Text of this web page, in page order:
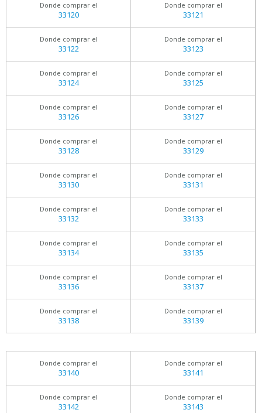
Donde comprar el
33120
Donde comprar el
33121
Donde comprar el
33122
Donde comprar el
33123
Donde comprar el
33124
Donde comprar el
33125
Donde comprar el
33126
Donde comprar el
33127
Donde comprar el
33128
Donde comprar el
33129
Donde comprar el
33130
Donde comprar el
33131
Donde comprar el
33132
Donde comprar el
33133
Donde comprar el
33134
Donde comprar el
33135
Donde comprar el
33136
Donde comprar el
33137
Donde comprar el
33138
Donde comprar el
33139
Donde comprar el
33140
Donde comprar el
33141
Donde comprar el
33142
Donde comprar el
33143